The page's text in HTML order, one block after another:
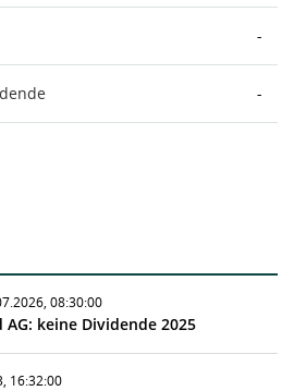
-
-
08:30:00
keine Dividende 2025
16:32:00